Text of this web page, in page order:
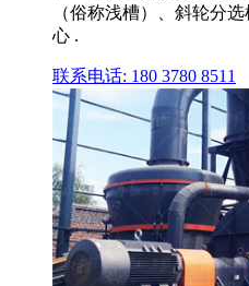
（俗称浅槽）、斜轮分
心 .
联系电话: 180 3780 8511